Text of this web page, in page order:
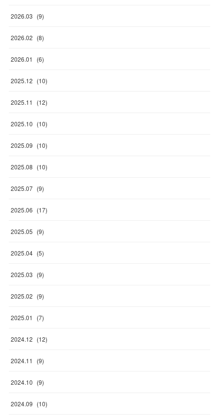
2026.03 (9)
2026.02 (8)
2026.01 (6)
2025.12 (10)
2025.11 (12)
2025.10 (10)
2025.09 (10)
2025.08 (10)
2025.07 (9)
2025.06 (17)
2025.05 (9)
2025.04 (5)
2025.03 (9)
2025.02 (9)
2025.01 (7)
2024.12 (12)
2024.11 (9)
2024.10 (9)
2024.09 (10)